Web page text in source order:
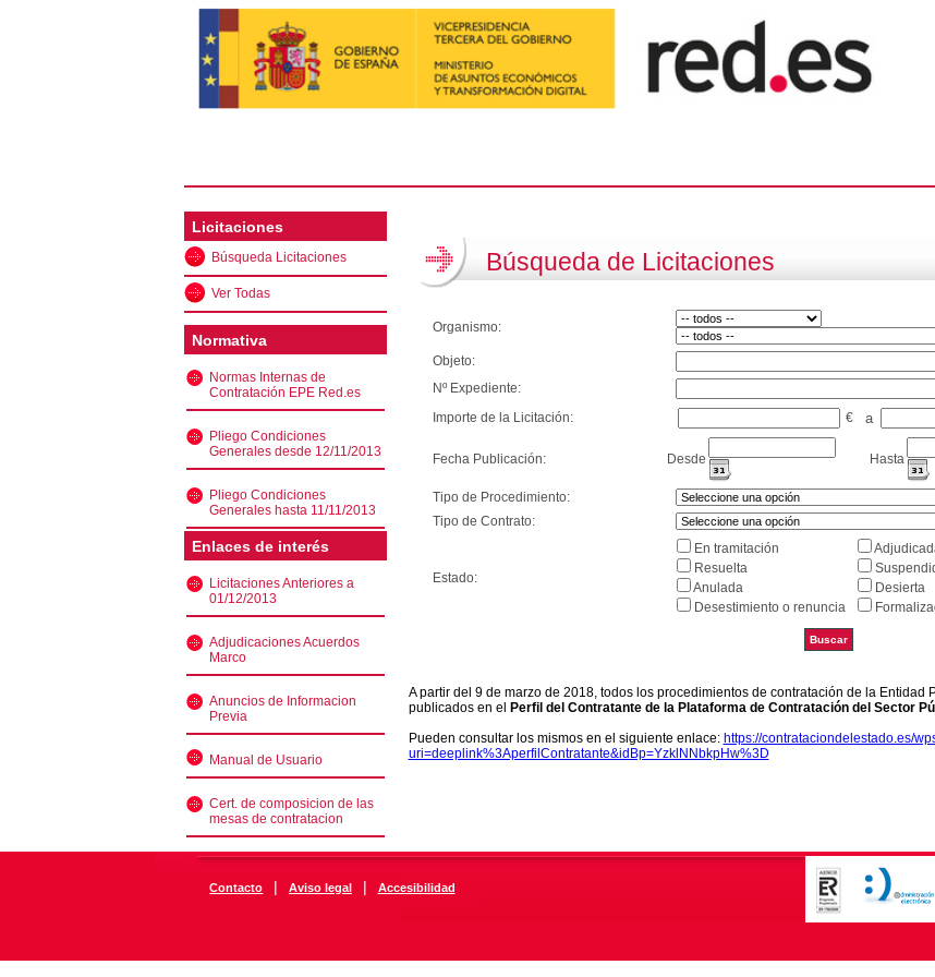
Licitaciones
Búsqueda Licitaciones
Ver Todas
Normativa
Normas Internas de
Contratación EPE Red.es
Pliego Condiciones
Generales desde 12/11/2013
Pliego Condiciones
Generales hasta 11/11/2013
Enlaces de interés
Licitaciones Anteriores a
01/12/2013
Adjudicaciones Acuerdos
Marco
Anuncios de Informacion
Previa
Manual de Usuario
Cert. de composicion de las
mesas de contratacion
Búsqueda de Licitaciones
Organismo:
Objeto:
Nº Expediente:
Importe de la Licitación:
€ a
Fecha Publicación: Desde Hasta
Tipo de Procedimiento:
Tipo de Contrato:
Estado:
En tramitación
Resuelta
Anulada
Desierta
Desestimiento o renuncia
A partir del 9 de marzo de 2018, todos los procedimientos de contratación de la Entidad
publicados en el
Perfil del Contratante de la Plataforma de Contratación del Sector
Pueden consultar los mismos en el siguiente enlace: https://contrataciondelestado.es/
uri=deeplink%3AperfilContratante&idBp=YzklNNbkpHw%3D
Contacto | Aviso legal | Accesibilidad